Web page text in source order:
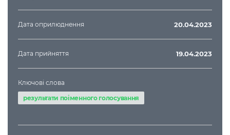
Дата оприлюднення 20.04.2023
Дата прийняття 19.04.2023
Ключові слова
результати поіменного голосування